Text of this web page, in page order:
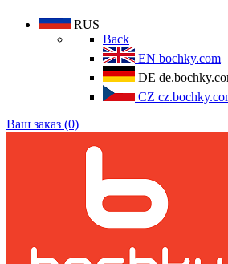
RUS
Back
EN bochky.com
DE
CZ
Ваш заказ (0)